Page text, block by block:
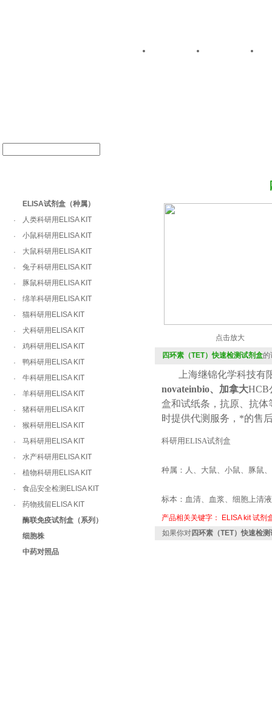
ELISA试剂盒（种属）
·
人类科研用ELISA KIT
·
小鼠科研用ELISA KIT
·
大鼠科研用ELISA KIT
·
兔子科研用ELISA KIT
·
豚鼠科研用ELISA KIT
·
绵羊科研用ELISA KIT
·
猫科研用ELISA KIT
·
犬科研用ELISA KIT
·
鸡科研用ELISA KIT
·
鸭科研用ELISA KIT
·
牛科研用ELISA KIT
·
羊科研用ELISA KIT
·
猪科研用ELISA KIT
·
猴科研用ELISA KIT
·
马科研用ELISA KIT
·
水产科研用ELISA KIT
·
植物科研用ELISA KIT
·
食品安全检测ELISA KIT
·
药物残留ELISA KIT
酶联免疫试剂盒（系列）
细胞株
中药对照品
点击放大
四环素（TET）快速检测试剂盒的
上海继锦化学科技有
novateinbio、加拿大HCB
盒和试纸条，抗原、抗
时提供代测服务，*的售
科研用ELISA试剂盒
种属：人、大鼠、小鼠、豚鼠
标本：血清、血浆、细胞上清
产品相关关键字： ELISA kit 试剂
如果你对四环素（TET）快速检